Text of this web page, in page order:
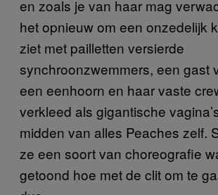
en zoals je van haar mag
het opnieuw om een onzedelijk
ziet met pailletten versierde
synchroonzwemmers, een gast
een eenhoorn en haar vaste
verkleed als gigantische
midden van alles Peaches zelf.
ze een soort van choreografie
getoond hoe met de clit om te